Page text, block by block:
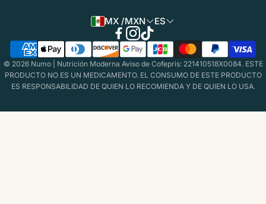
MX /MXN ES
© 2026 Numo | Nutrición Moderna Aviso de Cofepris: 221410518X0084. ESTE
PRODUCTO NO ES UN MEDICAMENTO. EL CONSUMO DE ESTE PRODUCTO
ES RESPONSABILIDAD DE QUIEN LO RECOMIENDA Y DE QUIEN LO USA.